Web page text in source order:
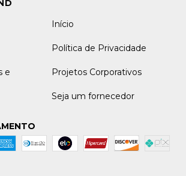
Início
Política de Privacidade
e
Projetos Corporativos
Seja um fornecedor